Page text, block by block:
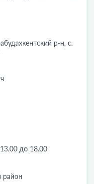
р-н, с.
до 18.00
район